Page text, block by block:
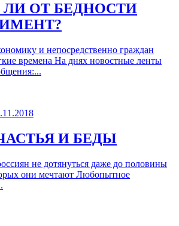
ЛИ ОТ БЕДНОСТИ
и непосредственно граждан
времена На днях новостные ленты
И БЕДЫ
не дотянуться даже до половины
они мечтают Любопытное